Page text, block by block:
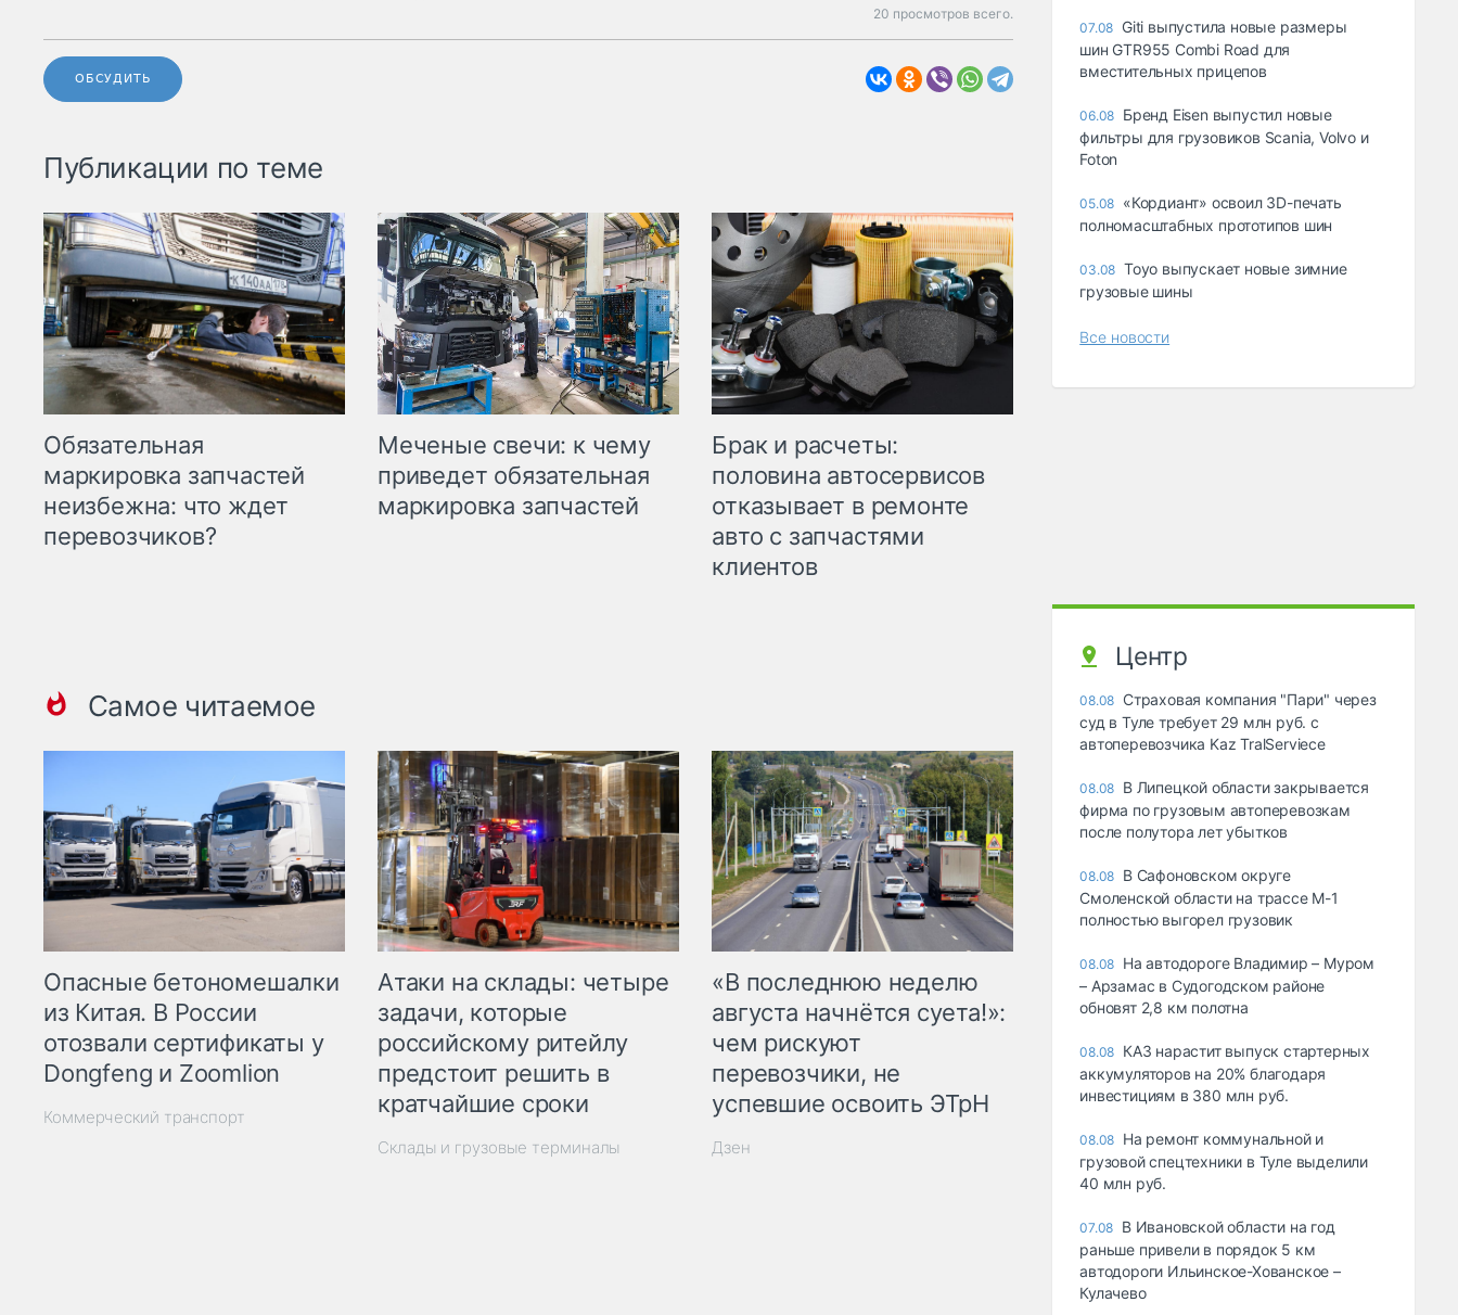
20 просмотров всего.
ОБСУДИТЬ
Публикации по теме
Обязательная
маркировка запчастей
неизбежна: что ждет
перевозчиков?
Меченые свечи: к чему
приведет обязательная
маркировка запчастей
Брак и расчеты:
половина автосервисов
отказывает в ремонте
авто с запчастями
клиентов
Самое читаемое
Опасные бетономешалки
из Китая. В России
отозвали сертификаты у
Dongfeng и Zoomlion
Коммерческий транспорт
Атаки на склады: четыре
задачи, которые
российскому ритейлу
предстоит решить в
кратчайшие сроки
Склады и грузовые терминалы
«В последнюю неделю
августа начнётся суета!»:
чем рискуют
перевозчики, не
успевшие освоить ЭТрН
Дзен
07.08 Giti выпустила новые размеры
шин GTR955 Combi Road для
вместительных прицепов
06.08 Бренд Eisen выпустил новые
фильтры для грузовиков Scania, Volvo и
Foton
05.08 «Кордиант» освоил 3D-печать
полномасштабных прототипов шин
03.08 Toyo выпускает новые зимние
грузовые шины
Все новости
Центр
08.08 Страховая компания "Пари" через
суд в Туле требует 29 млн руб. с
автоперевозчика Kaz TralServiece
08.08 В Липецкой области закрывается
фирма по грузовым автоперевозкам
после полутора лет убытков
08.08 В Сафоновском округе
Смоленской области на трассе М-1
полностью выгорел грузовик
08.08 На автодороге Владимир – Муром
– Арзамас в Судогодском районе
обновят 2,8 км полотна
08.08 КАЗ нарастит выпуск стартерных
аккумуляторов на 20% благодаря
инвестициям в 380 млн руб.
08.08 На ремонт коммунальной и
грузовой спецтехники в Туле выделили
40 млн руб.
07.08 В Ивановской области на год
раньше привели в порядок 5 км
автодороги Ильинское-Хованское –
Кулачево